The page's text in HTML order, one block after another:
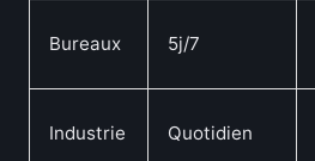
Bureaux 5j/7
Industrie Quotidien